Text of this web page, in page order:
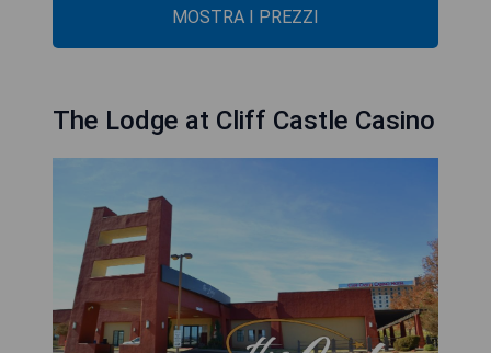
MOSTRA I PREZZI
The Lodge at Cliff Castle Casino